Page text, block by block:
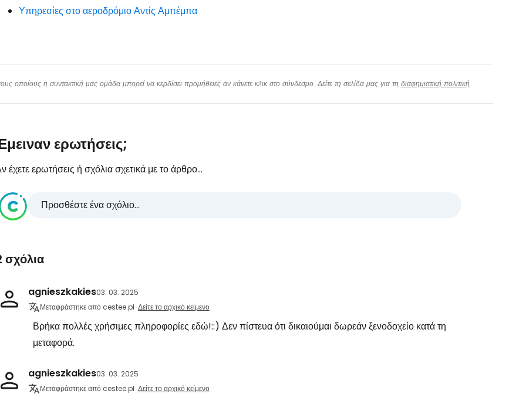
Υπηρεσίες στο αεροδρόμιο Αντίς Αμπέμπα
οποίους η συντακτική μας ομάδα μπορεί να κερδίσει προμήθειες αν κάνετε κλικ στο σύνδεσμο. Δείτε τη σελίδα μας για τη διαφημιστική πολιτική.
ερωτήσεις;
έχετε ερωτήσεις ή σχόλια σχετικά με το άρθρο...
Προσθέστε ένα σχόλιο...
σχόλια
agnieszkakies03. 03. 2025
Μεταφράστηκε από cestee.pl Δείτε το αρχικό κείμενο
Βρήκα πολλές χρήσιμες πληροφορίες εδώ!::) Δεν πίστευα ότι δικαιούμαι δωρεάν ξενοδοχείο κατά τη
μεταφορά.
agnieszkakies03. 03. 2025
Μεταφράστηκε από cestee.pl Δείτε το αρχικό κείμενο